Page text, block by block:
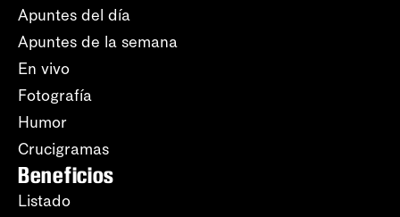
Apuntes del día
Apuntes de la semana
En vivo
Fotografía
Humor
Crucigramas
Beneficios
Listado